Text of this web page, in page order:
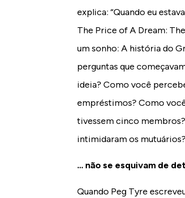
explica: “Quando eu
The Price of A Dream:
um sonho: A história do
perguntas que
ideia? Como você
empréstimos? Como
tivessem cinco
intimidaram os
... não se esquivam de
Quando Peg Tyre